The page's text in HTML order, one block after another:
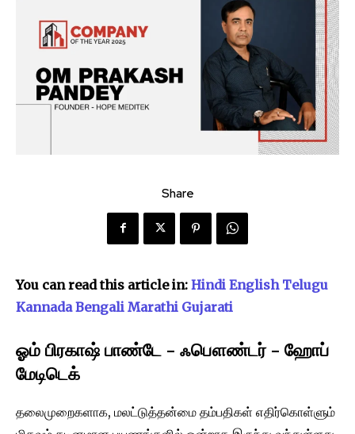
Share
You can read this article in: Hindi English Telugu
Kannada Bengali Marathi Gujarati
ஓம் பிரகாஷ் பாண்டே – ஃபௌண்டர் – ஹோப்
மேடிடெக்
தலைமுறைகளாக, மலட்டுத்தன்மை தம்பதிகள் எதிர்கொள்ளும்